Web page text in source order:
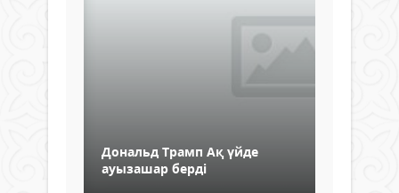
Дональд Трамп Ақ үйде
ауызашар берді